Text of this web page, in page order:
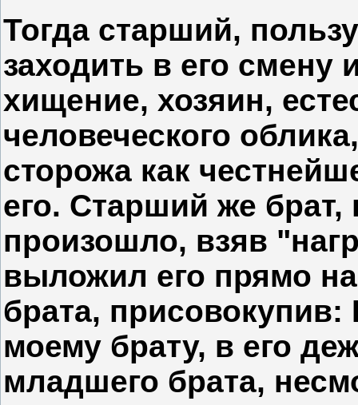
Тогда старший,
заходить в его смену
хищение, хозяин,
человеческого
сторожа как
его. Старший же брат,
произошло, взяв
выложил его прямо
брата, присовокупив:
моему брату, в его
младшего брата,